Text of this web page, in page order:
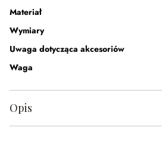
Materiał
Wymiary
Uwaga dotycząca akcesoriów
Waga
Opis